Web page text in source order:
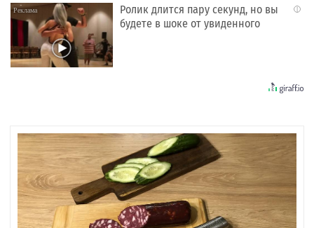
i
Ролик длится пару секунд, но вы
будете в шоке от увиденного